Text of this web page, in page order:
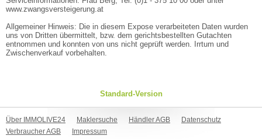
www.zwangsversteigerung.at
Allgemeiner Hinweis: Die in diesem Expose verarbeiteten Daten wurden
uns von Dritten übermittelt, bzw. dem gerichtsbestellten Gutachten
entnommen und konnten von uns nicht geprüft werden. Irrtum und
Zwischenverkauf vorbehalten.
Standard-Version
Über IMMOLIVE24 Maklersuche Händler AGB
Datenschutz
Verbraucher AGB
Impressum